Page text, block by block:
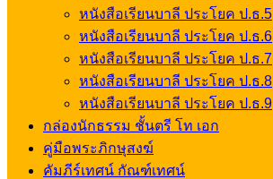
หนังสือเรียนบาลี ประโยค ป.ธ.5
หนังสือเรียนบาลี ประโยค ป.ธ.6
หนังสือเรียนบาลี ประโยค ป.ธ.7
หนังสือเรียนบาลี ประโยค ป.ธ.8
หนังสือเรียนบาลี ประโยค ป.ธ.9
กล่องนักธรรม ชั้นตรี โท เอก
คู่มือพระภิกษุสงฆ์
คัมภีร์เทศน์ กัณฑ์เทศน์